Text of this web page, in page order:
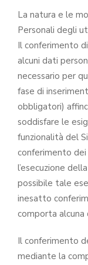
La natura e le
Personali degli
Il conferimento
alcuni dati
necessario per
fase di
obbligatori)
soddisfare le
funzionalità del
conferimento dei
l’esecuzione
possibile tale
inesatto
comporta alcuna
Il conferimento
mediante la